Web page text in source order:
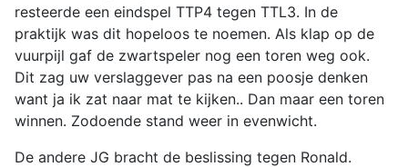
resteerde een eindspel TTP4 tegen TTL3. In de
praktijk was dit hopeloos te noemen. Als klap op de
vuurpijl gaf de zwartspeler nog een toren weg ook.
Dit zag uw verslaggever pas na een poosje denken
want ja ik zat naar mat te kijken.. Dan maar een toren
winnen. Zodoende stand weer in evenwicht.
De andere JG bracht de beslissing tegen Ronald.